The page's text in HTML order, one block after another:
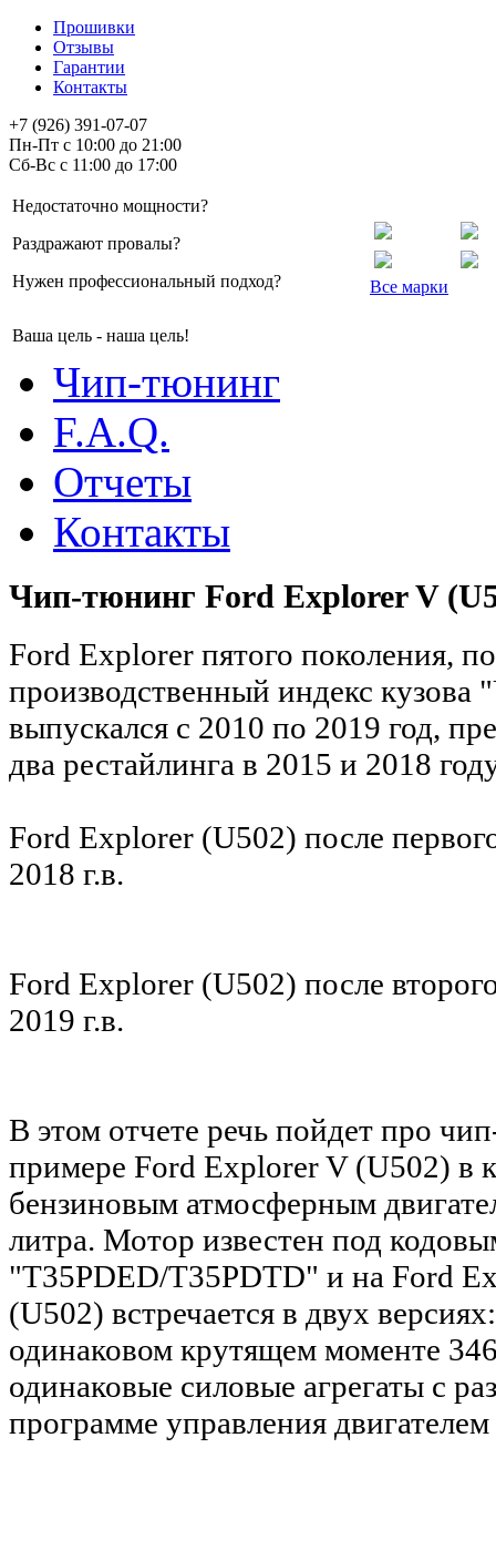
Прошивки
Отзывы
Гарантии
Контакты
+7 (926) 391-07-07
Пн-Пт с 10:00 до 21:00
Сб-Вс с 11:00 до 17:00
Недостаточно мощности?
Раздражают провалы?
Нужен профессиональный подход?
Ваша цель - наша цель!
Все марки
Чип-тюнинг
F.A.Q.
Отчеты
Контакты
Чип-тюнинг Ford Explorer V
Ford Explorer пятого поколения,
производственный индекс кузова
выпускался с 2010 по 2019 год,
два рестайлинга в 2015 и 2018
Ford Explorer (U502) после
2018 г.в.
Ford Explorer (U502) после
2019 г.в.
В этом отчете речь пойдет про
примере Ford Explorer V (U502) в
бензиновым атмосферным
литра. Мотор известен под
"T35PDED/T35PDTD" и на Ford
(U502) встречается в двух
одинаковом крутящем моменте
одинаковые силовые агрегаты с
программе управления